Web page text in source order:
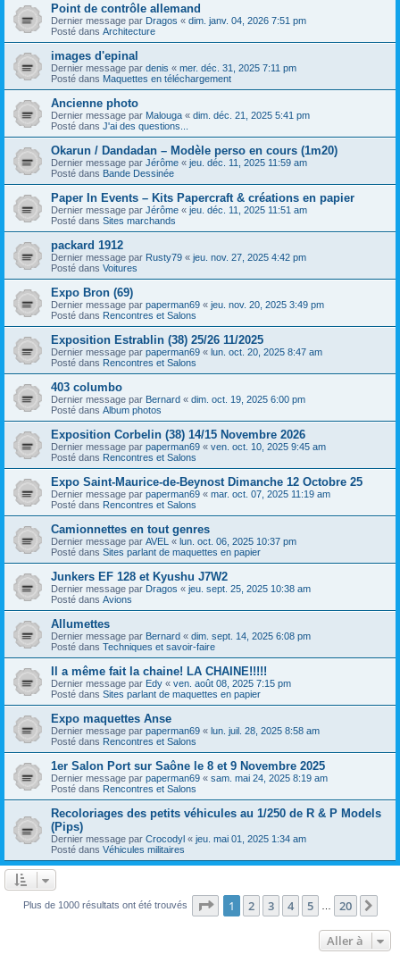
Point de contrôle allemand
Dernier message par Dragos « dim. janv. 04, 2026 7:51 pm
Posté dans Architecture
images d'epinal
Dernier message par denis « mer. déc. 31, 2025 7:11 pm
Posté dans Maquettes en téléchargement
Ancienne photo
Dernier message par Malouga « dim. déc. 21, 2025 5:41 pm
Posté dans J'ai des questions...
Okarun / Dandadan – Modèle perso en cours (1m20)
Dernier message par Jérôme « jeu. déc. 11, 2025 11:59 am
Posté dans Bande Dessinée
Paper In Events – Kits Papercraft & créations en papier
Dernier message par Jérôme « jeu. déc. 11, 2025 11:51 am
Posté dans Sites marchands
packard 1912
Dernier message par Rusty79 « jeu. nov. 27, 2025 4:42 pm
Posté dans Voitures
Expo Bron (69)
Dernier message par paperman69 « jeu. nov. 20, 2025 3:49 pm
Posté dans Rencontres et Salons
Exposition Estrablin (38) 25/26 11/2025
Dernier message par paperman69 « lun. oct. 20, 2025 8:47 am
Posté dans Rencontres et Salons
403 columbo
Dernier message par Bernard « dim. oct. 19, 2025 6:00 pm
Posté dans Album photos
Exposition Corbelin (38) 14/15 Novembre 2026
Dernier message par paperman69 « ven. oct. 10, 2025 9:45 am
Posté dans Rencontres et Salons
Expo Saint-Maurice-de-Beynost Dimanche 12 Octobre 25
Dernier message par paperman69 « mar. oct. 07, 2025 11:19 am
Posté dans Rencontres et Salons
Camionnettes en tout genres
Dernier message par AVEL « lun. oct. 06, 2025 10:37 pm
Posté dans Sites parlant de maquettes en papier
Junkers EF 128 et Kyushu J7W2
Dernier message par Dragos « jeu. sept. 25, 2025 10:38 am
Posté dans Avions
Allumettes
Dernier message par Bernard « dim. sept. 14, 2025 6:08 pm
Posté dans Techniques et savoir-faire
Il a même fait la chaine! LA CHAINE!!!!!
Dernier message par Edy « ven. août 08, 2025 7:15 pm
Posté dans Sites parlant de maquettes en papier
Expo maquettes Anse
Dernier message par paperman69 « lun. juil. 28, 2025 8:58 am
Posté dans Rencontres et Salons
1er Salon Port sur Saône le 8 et 9 Novembre 2025
Dernier message par paperman69 « sam. mai 24, 2025 8:19 am
Posté dans Rencontres et Salons
Recoloriages des petits véhicules au 1/250 de R & P Models
(Pips)
Dernier message par Crocodyl « jeu. mai 01, 2025 1:34 am
Posté dans Véhicules militaires
Plus de 1000 résultats ont été trouvés Page 1sur20
1 2 3 4 5 20
Aller à